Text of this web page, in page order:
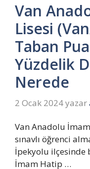
Van
Lisesi
Taban
Yüzdelik
Nerede
2 Ocak 2024yazar
Van Anadolu
sınavlı öğrenci
İpekyolu ilçesinde
İmam Hatip …